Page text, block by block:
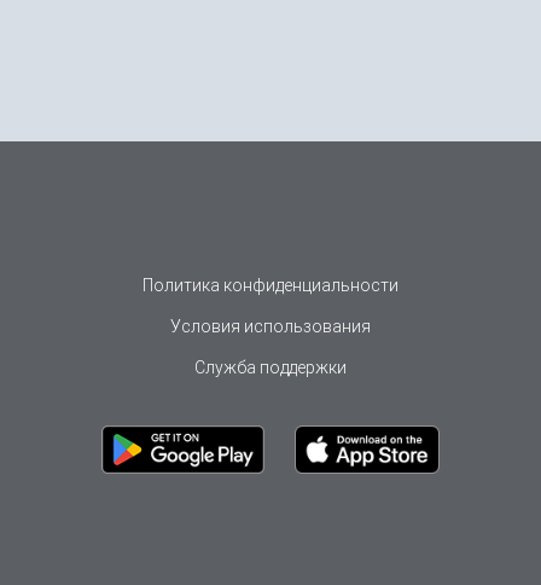
Политика конфиденциальности
Условия использования
Служба поддержки